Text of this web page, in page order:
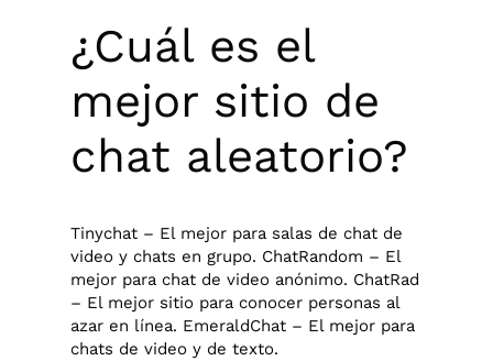
¿Cuál es el
mejor sitio de
chat aleatorio?
Tinychat – El mejor para salas de chat de
video y chats en grupo. ChatRandom – El
mejor para chat de video anónimo. ChatRad
– El mejor sitio para conocer personas al
azar en línea. EmeraldChat – El mejor para
chats de video y de texto.